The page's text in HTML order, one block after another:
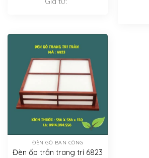
ĐÈN GỖ BAN CÔNG
Đèn ốp trần trang trí 6823